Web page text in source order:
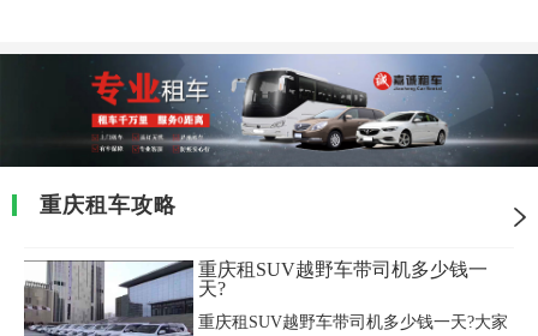
重庆租车攻略
重庆租SUV越野车带司机多少钱一
天?
重庆租SUV越野车带司机多少钱一天?大家